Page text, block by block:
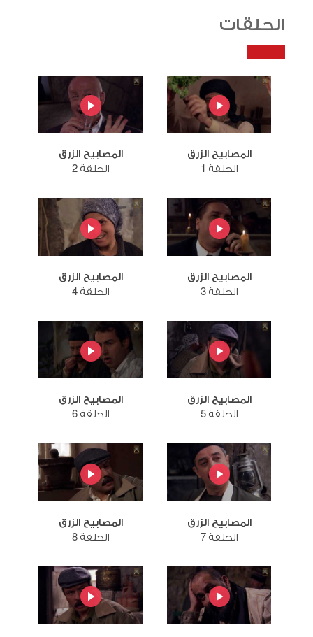
الحلقات
المصابيح الزرق
الحلقة 1
المصابيح الزرق
الحلقة 2
المصابيح الزرق
الحلقة 3
المصابيح الزرق
الحلقة 4
المصابيح الزرق
الحلقة 5
المصابيح الزرق
الحلقة 6
المصابيح الزرق
الحلقة 7
المصابيح الزرق
الحلقة 8